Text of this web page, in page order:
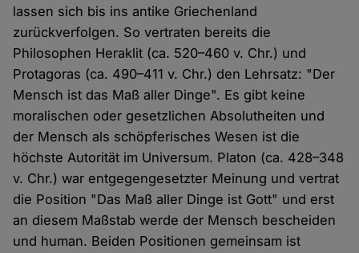
lassen sich bis ins antike Griechenland
zurückverfolgen. So vertraten bereits die
Philosophen Heraklit (ca. 520–460 v. Chr.) und
Protagoras (ca. 490–411 v. Chr.) den Lehrsatz: "Der
Mensch ist das Maß aller Dinge". Es gibt keine
moralischen oder gesetzlichen Absolutheiten und
der Mensch als schöpferisches Wesen ist die
höchste Autorität im Universum. Platon (ca. 428–348
v. Chr.) war entgegengesetzter Meinung und vertrat
die Position "Das Maß aller Dinge ist Gott" und erst
an diesem Maßstab werde der Mensch bescheiden
und human. Beiden Positionen gemeinsam ist